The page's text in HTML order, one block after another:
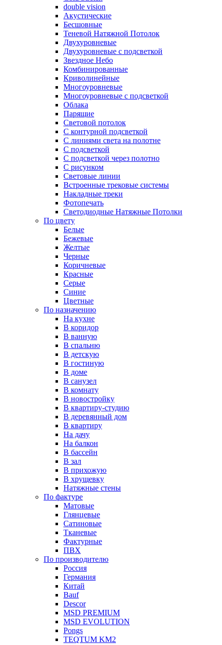
double vision
Акустические
Бесшовные
Теневой Натяжной Потолок
Двухуровневые
Двухуровневые с подсветкой
Звездное Небо
Комбинированные
Криволинейные
Многоуровневые
Многоуровневые с подсветкой
Облака
Парящие
Световой потолок
С контурной подсветкой
С линиями света на полотне
С подсветкой
С подсветкой через полотно
С рисунком
Световые линии
Встроенные трековые системы
Накладные треки
Фотопечать
Светодиодные Натяжные Потолки
По цвету
Белые
Бежевые
Желтые
Черные
Коричневые
Красные
Серые
Синие
Цветные
По назначению
На кухне
В коридор
В ванную
В спальню
В детскую
В гостиную
В доме
В санузел
В комнату
В новостройку
В квартиру-студию
В деревянный дом
В квартиру
На дачу
На балкон
В бассейн
В зал
В прихожую
В хрущевку
Натяжные стены
По фактуре
Матовые
Глянцевые
Сатиновые
Тканевые
Фактурные
ПВХ
По производителю
Россия
Германия
Китай
Вauf
Descor
MSD PREMIUM
MSD EVOLUTION
Pongs
TEQTUM KM2